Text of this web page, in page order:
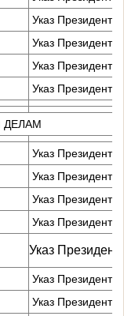
Указ
Указ
Указ
Указ
ДЕЛАМ
Указ
Указ
Указ
Указ
Указ
Указ
Указ